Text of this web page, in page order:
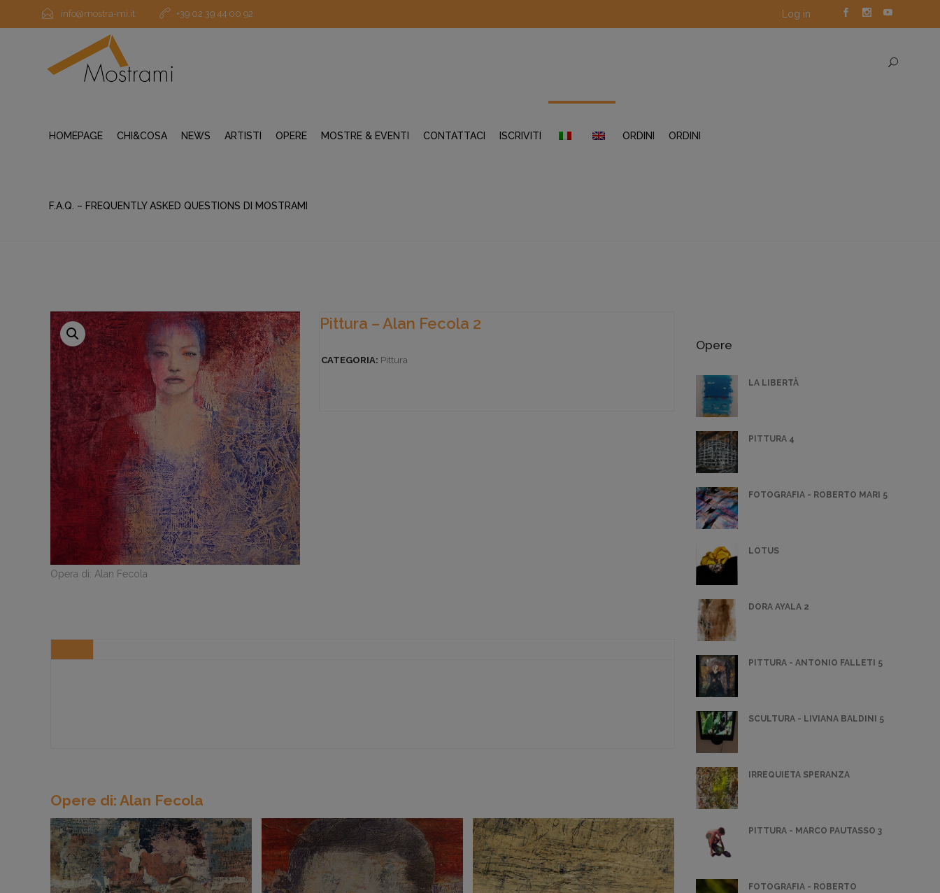
info@mostra-mi.it +39 02 39 44 00 92 Log in
HOMEPAGE CHI&COSA NEWS ARTISTI OPERE MOSTRE & EVENTI CONTATTACI ISCRIVITI ORDINI ORDINI
F.A.Q. – FREQUENTLY ASKED QUESTIONS DI MOSTRAMI
Opera di: Alan Fecola
Pittura – Alan Fecola 2
CATEGORIA: Pittura
Opere di: Alan Fecola
Opere
LA LIBERTÀ
PITTURA 4
FOTOGRAFIA - ROBERTO MARI 5
LOTUS
DORA AYALA 2
PITTURA - ANTONIO FALLETI 5
SCULTURA - LIVIANA BALDINI 5
IRREQUIETA SPERANZA
PITTURA - MARCO PAUTASSO 3
FOTOGRAFIA - ROBERTO